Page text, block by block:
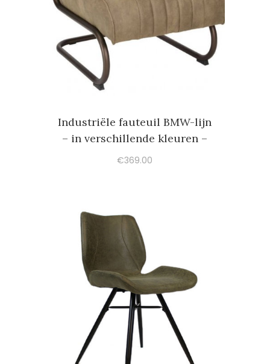
Industriële fauteuil BMW-lijn
– in verschillende kleuren –
€369.00